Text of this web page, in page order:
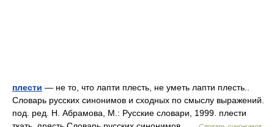
плести — не то, что лапти плесть, не уметь лапти плесть..
Словарь русских синонимов и сходных по смыслу выражений.
под. ред. Н. Абрамова, М.: Русские словари, 1999. плести